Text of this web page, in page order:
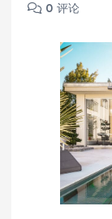
0 评论